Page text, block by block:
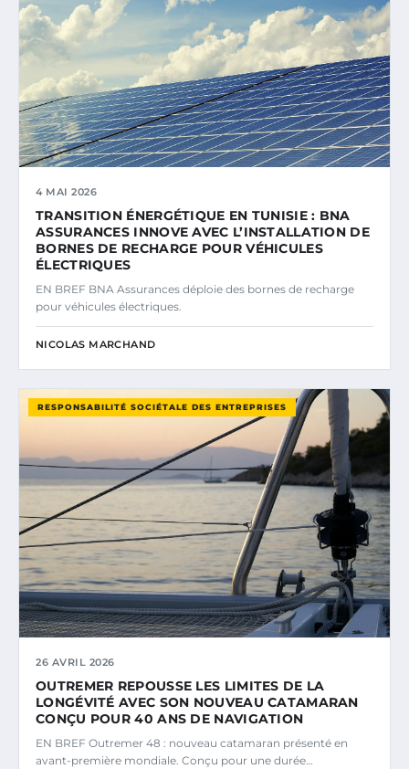
4 MAI 2026
TRANSITION ÉNERGÉTIQUE EN TUNISIE : BNA
ASSURANCES INNOVE AVEC L’INSTALLATION DE
BORNES DE RECHARGE POUR VÉHICULES
ÉLECTRIQUES
EN BREF BNA Assurances déploie des bornes de recharge
pour véhicules électriques.
NICOLAS MARCHAND
RESPONSABILITÉ SOCIÉTALE DES ENTREPRISES
26 AVRIL 2026
OUTREMER REPOUSSE LES LIMITES DE LA
LONGÉVITÉ AVEC SON NOUVEAU CATAMARAN
CONÇU POUR 40 ANS DE NAVIGATION
EN BREF Outremer 48 : nouveau catamaran présenté en
avant-première mondiale. Conçu pour une durée…